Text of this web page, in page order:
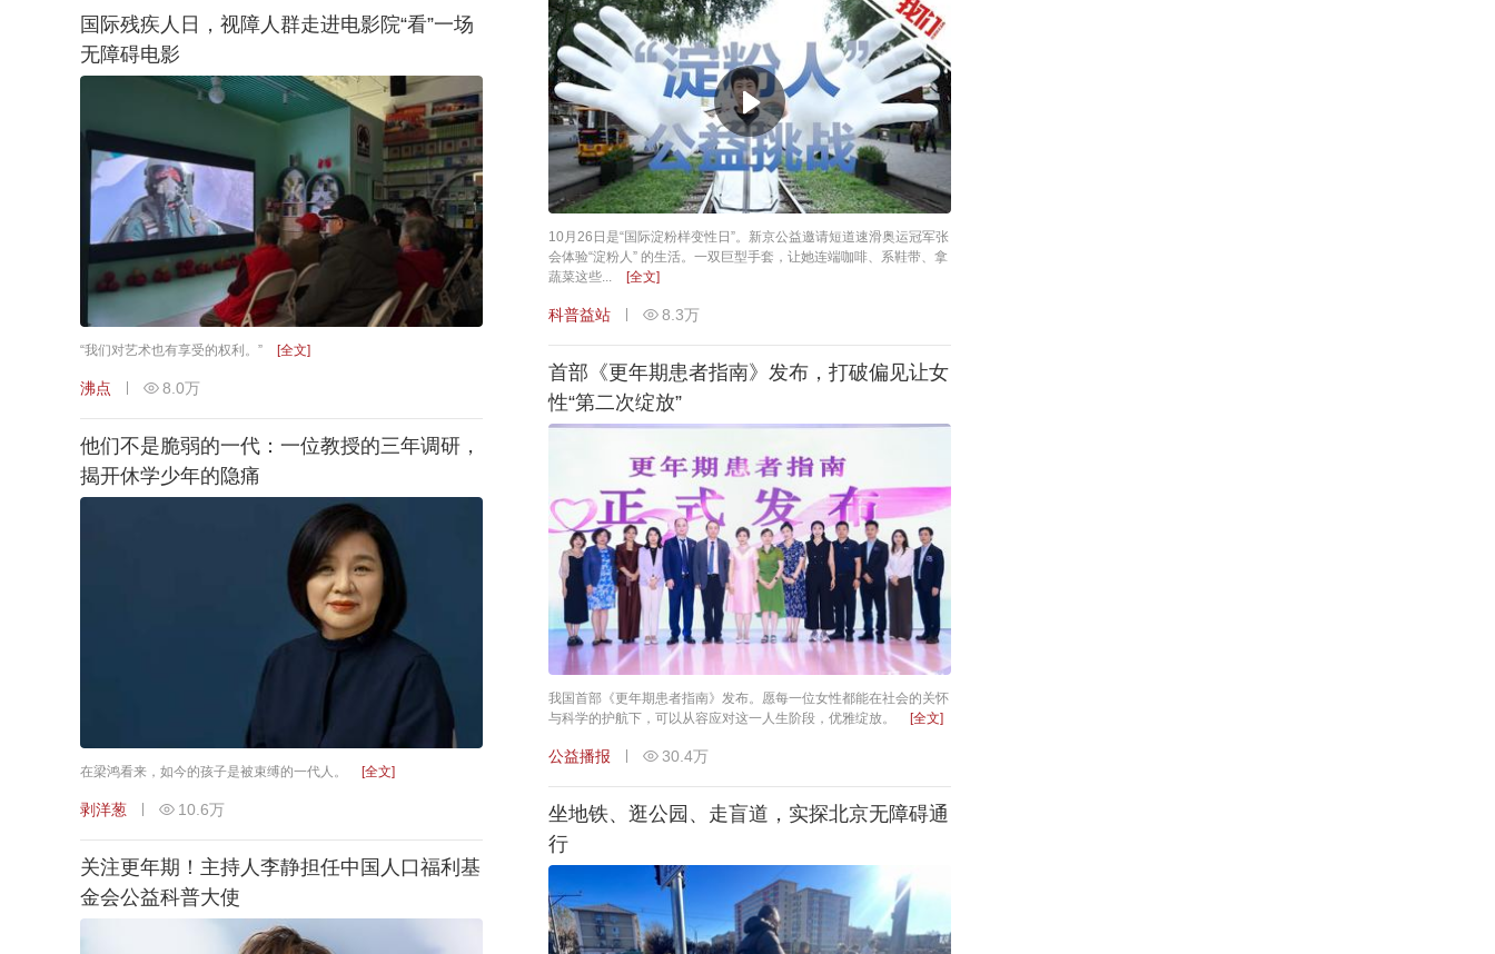
10月26日是“国际淀粉样变性日”。新京公益邀请短道速滑奥运冠军张
会体验“淀粉人” 的生活。一双巨型手套，让她连端咖啡、系鞋带、拿
蔬菜这些...
[全文]
科普益站 8.3万
国际残疾人日，视障人群走进电影院“看”一场
无障碍电影
“我们对艺术也有享受的权利。” [全文]
沸点 8.0万
首部《更年期患者指南》发布，打破偏见让女
性“第二次绽放”
我国首部《更年期患者指南》发布。愿每一位女性都能在社会的关怀
与科学的护航下，可以从容应对这一人生阶段，优雅绽放。
[全文]
公益播报 30.4万
他们不是脆弱的一代：一位教授的三年调研，
揭开休学少年的隐痛
在梁鸿看来，如今的孩子是被束缚的一代人。 [全文]
剥洋葱 10.6万
坐地铁、逛公园、走盲道，实探北京无障碍通
行
关注更年期！主持人李静担任中国人口福利基
金会公益科普大使